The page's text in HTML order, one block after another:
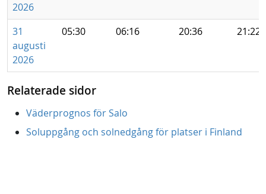
2026
31
augusti
2026
05:30 06:16 20:36 21:22
Relaterade sidor
Väderprognos för Salo
Soluppgång och solnedgång för platser i Finland